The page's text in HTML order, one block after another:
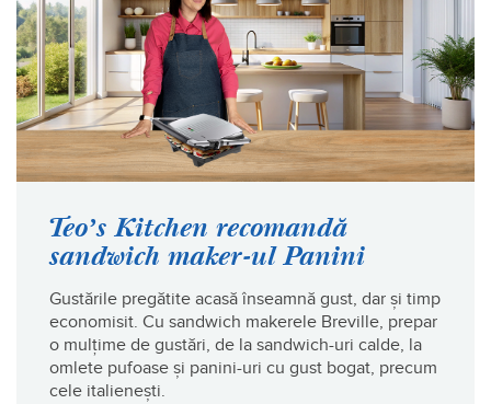
Teoʼs Kitchen recomandă
sandwich maker-ul Panini
Gustările pregătite acasă înseamnă gust, dar și timp
economisit. Cu sandwich makerele Breville, prepar
o mulțime de gustări, de la sandwich-uri calde, la
omlete pufoase și panini-uri cu gust bogat, precum
cele italienești.